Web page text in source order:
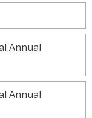
Annual
Annual